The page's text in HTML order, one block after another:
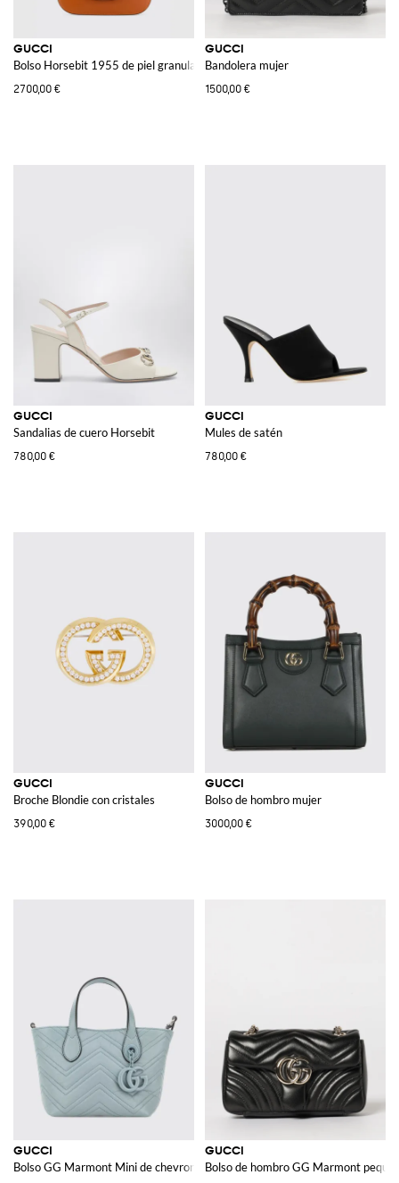
GUCCI
Bolso Horsebit 1955 de piel granulada
2700,00 €
GUCCI
Bandolera mujer
1500,00 €
GUCCI
Sandalias de cuero Horsebit
780,00 €
GUCCI
Mules de satén
780,00 €
GUCCI
Broche Blondie con cristales
390,00 €
GUCCI
Bolso de hombro mujer
3000,00 €
GUCCI
Bolso GG Marmont Mini de chevron acolchado
GUCCI
Bolso de hombro GG Marmont